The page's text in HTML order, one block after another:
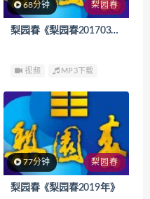
68分钟 梨园春
梨园春《梨园春20170305期》
视频 MP3下载
77分钟 梨园春
梨园春《梨园春2019年》